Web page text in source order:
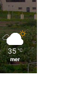
35 ℃
mer